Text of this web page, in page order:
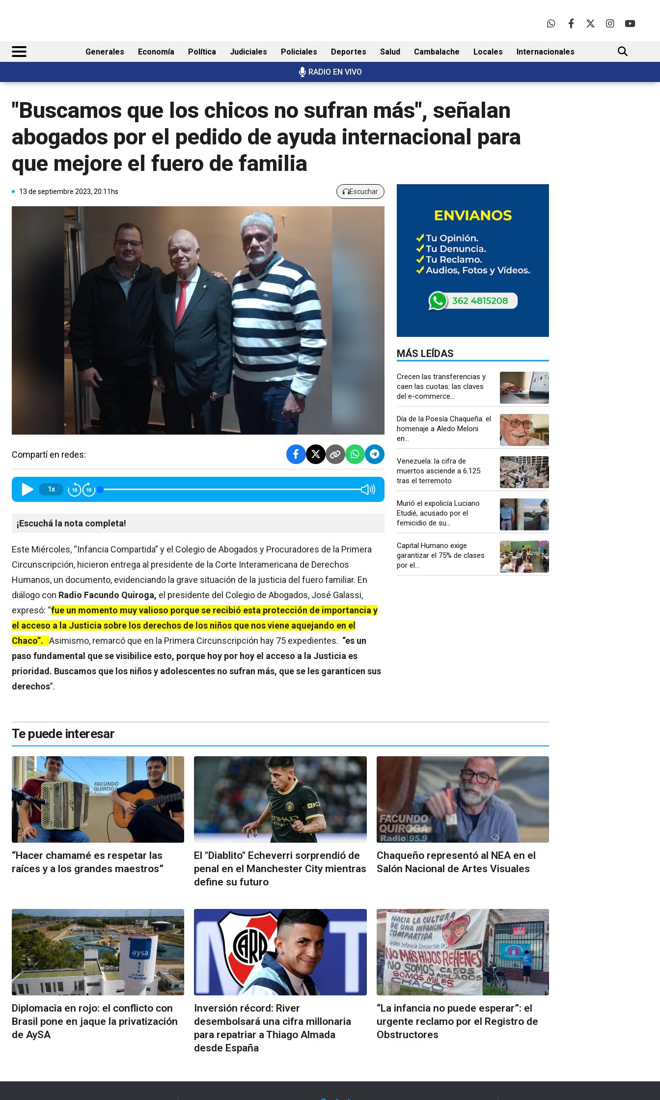
Generales Economía Política Judiciales Policiales Deportes Salud Cambalache Locales Internacionales
RADIO EN VIVO
BUSCAR
"Buscamos que los chicos no sufran más", señalan
abogados por el pedido de ayuda internacional para
que mejore el fuero de familia
13 de septiembre 2023, 20:11hs Escuchar
Compartí en redes:
1x
¡Escuchá la nota completa!
Este Miércoles, “Infancia Compartida” y el Colegio de Abogados y Procuradores de la Primera
Circunscripción, hicieron entrega al presidente de la Corte Interamericana de Derechos
Humanos, un documento, evidenciando la grave situación de la justicia del fuero familiar. En
diálogo con Radio Facundo Quiroga, el presidente del Colegio de Abogados, José Galassi,
expresó: “fue un momento muy valioso porque se recibió esta protección de importancia y
el acceso a la Justicia sobre los derechos de los niños que nos viene aquejando en el
Chaco”.
Asimismo, remarcó que en la Primera Circunscripción hay 75 expedientes. “es un
paso fundamental que se visibilice esto, porque hoy por hoy el acceso a la Justicia es
prioridad. Buscamos que los niños y adolescentes no sufran más, que se les garanticen sus
derechos”.
MÁS LEÍDAS
Crecen las transferencias y
caen las cuotas: las claves
del e-commerce...
Día de la Poesía Chaqueña: el
homenaje a Aledo Meloni
en...
Venezuela: la cifra de
muertos asciende a 6.125
tras el terremoto
Murió el expolicía Luciano
Etudié, acusado por el
femicidio de su...
Capital Humano exige
garantizar el 75% de clases
por el...
Te puede interesar
“Hacer chamamé es respetar las
raíces y a los grandes maestros”
El "Diablito" Echeverri sorprendió de
penal en el Manchester City mientras
define su futuro
Chaqueño representó al NEA en el
Salón Nacional de Artes Visuales
Diplomacia en rojo: el conflicto con
Brasil pone en jaque la privatización
de AySA
Inversión récord: River
desembolsará una cifra millonaria
para repatriar a Thiago Almada
desde España
“La infancia no puede esperar”: el
urgente reclamo por el Registro de
Obstructores